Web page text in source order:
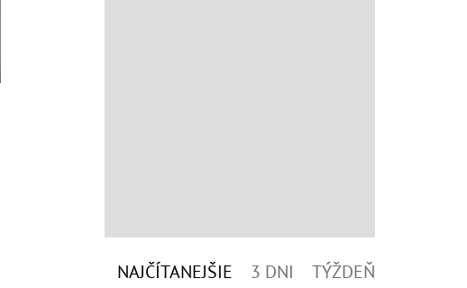
NAJČÍTANEJŠIE 3 DNI TÝŽDEŇ